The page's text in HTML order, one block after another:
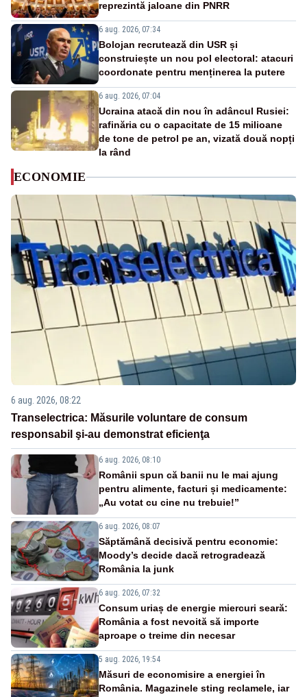
reprezintă jaloane din PNRR
6 aug. 2026, 07:34
Bolojan recrutează din USR și
construiește un nou pol electoral: atacuri
coordonate pentru menținerea la putere
6 aug. 2026, 07:04
Ucraina atacă din nou în adâncul Rusiei:
rafinăria cu o capacitate de 15 milioane
de tone de petrol pe an, vizată două nopți
la rând
ECONOMIE
6 aug. 2026, 08:22
Transelectrica: Măsurile voluntare de consum
responsabil şi-au demonstrat eficienţa
6 aug. 2026, 08:10
Românii spun că banii nu le mai ajung
pentru alimente, facturi și medicamente:
„Au votat cu cine nu trebuie!”
6 aug. 2026, 08:07
Săptămână decisivă pentru economie:
Moody’s decide dacă retrogradează
România la junk
6 aug. 2026, 07:32
Consum uriaș de energie miercuri seară:
România a fost nevoită să importe
aproape o treime din necesar
5 aug. 2026, 19:54
Măsuri de economisire a energiei în
România. Magazinele sting reclamele, iar